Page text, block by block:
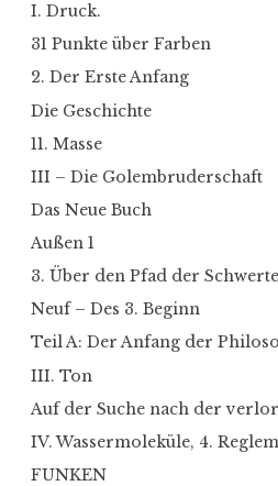
I. Druck.
31 Punkte über Farben
2. Der Erste Anfang
Die Geschichte
11. Masse
III – Die Golembruderschaft
Das Neue Buch
Außen 1
3. Über den Pfad der
Neuf – Des 3. Beginn
Teil A: Der Anfang der
III. Ton
Auf der Suche nach der
IV. Wassermoleküle, 4.
FUNKEN